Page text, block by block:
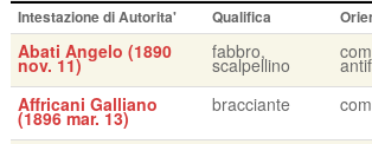
Intestazione di Autorita' Qualifica
Abati Angelo (1890
nov. 11)
fabbro,
scalpellino
Affricani Galliano
(1896 mar. 13)
bracciante